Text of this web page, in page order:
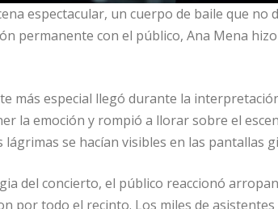
espectacular, un cuerpo de baile que
permanente con el público, Ana Mena
más especial llegó durante la
la emoción y rompió a llorar sobre el
se hacían visibles en las pantallas
del concierto, el público reaccionó
por todo el recinto. Los miles de